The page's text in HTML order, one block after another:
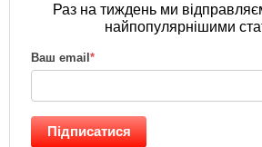
Раз на тиждень ми
найпопулярнішими
Ваш email *
Підписатися